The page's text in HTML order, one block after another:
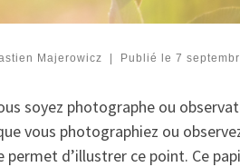
Majerowicz | Publié le 7
soyez photographe ou
vous photographiez ou
permet d’illustrer ce point. Ce